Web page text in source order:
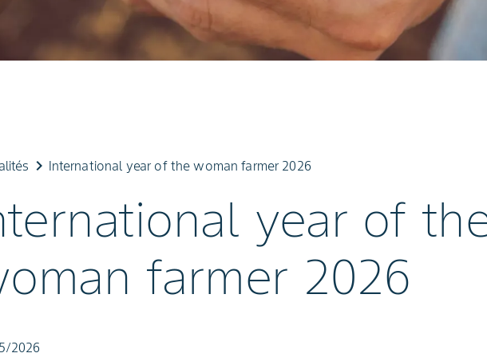
keyboard_arrow_right International year of the woman farmer 2026
year of
farmer 2026
2026